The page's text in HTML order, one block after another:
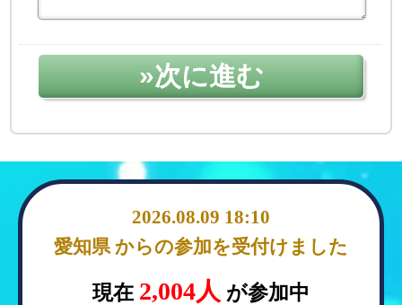
2026.08.09 18:10
愛知県 からの参加を受付けました
2026.08.09 18:06
北海道 からの参加を受付けました
2026.08.09 18:05
現在 2,004人 が参加中